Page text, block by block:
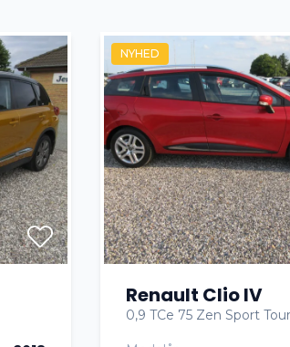
Parkeringssensor bagved
Splitbagsæder
Træthedsregistrering
NYHED
Renault Clio IV
0,9 TCe 75 Zen Sport